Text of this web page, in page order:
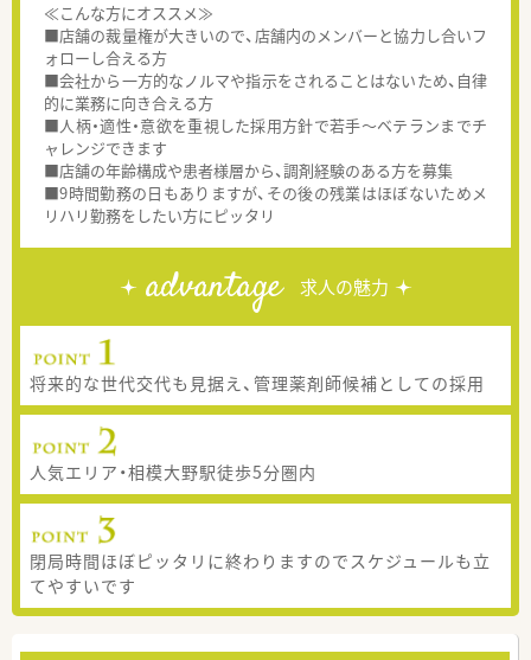
≪こんな方にオススメ≫
■店舗の裁量権が大きいので、店舗内のメンバーと協力し合いフ
ォローし合える方
■会社から一方的なノルマや指示をされることはないため、自律
的に業務に向き合える方
■人柄・適性・意欲を重視した採用方針で若手～ベテランまでチ
ャレンジできます
■店舗の年齢構成や患者様層から、調剤経験のある方を募集
■9時間勤務の日もありますが、その後の残業はほぼないためメ
リハリ勤務をしたい方にピッタリ
advantage 求人の魅力
将来的な世代交代も見据え、管理薬剤師候補としての採用
人気エリア・相模大野駅徒歩5分圏内
閉局時間ほぼピッタリに終わりますのでスケジュールも立
てやすいです